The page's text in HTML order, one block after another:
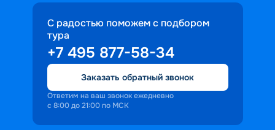
С радостью поможем с подбором
тура
+7 495 877-58-34
Заказать обратный звонок
Ответим на ваш звонок ежедневно
с 8:00 до 21:00 по МСК